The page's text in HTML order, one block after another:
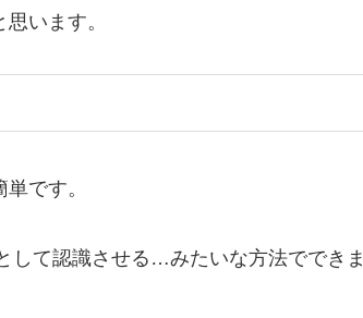
います。
です。
して認識させる…みたいな方法でできま